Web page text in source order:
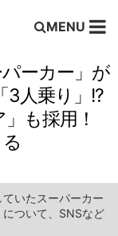
MENU
ーカー」が
3人乗り」!?
も採用！
いたスーパーカー
ついて、SNSなど